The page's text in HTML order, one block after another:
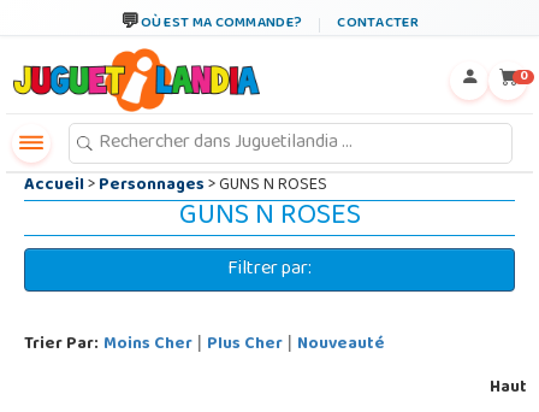
OÙ EST MA COMMANDE? CONTACTER
0
Accueil>Personnages> GUNS N ROSES
GUNS N ROSES
Filtrer par:
Trier Par: Moins Cher | Plus Cher | Nouveauté
Haut